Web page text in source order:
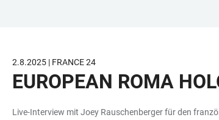
BARRIEREFREIHEIT
2.8.2025 | FRANCE 24
EUROPEAN ROMA
Live-Interview mit Joey Rauschenberger für den